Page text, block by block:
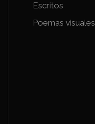
Escritos
Poemas visuales